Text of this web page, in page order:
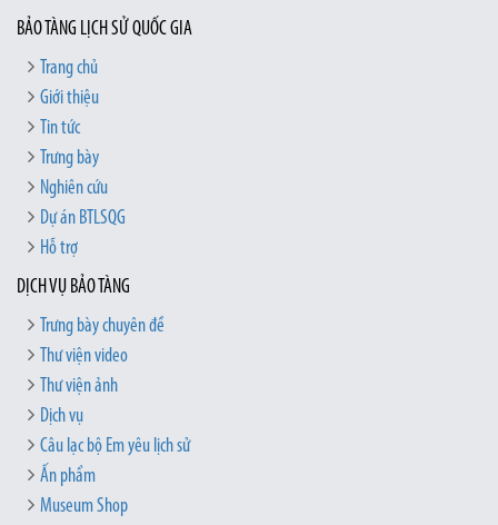
BẢO TÀNG LỊCH SỬ QUỐC GIA
Trang chủ
Giới thiệu
Tin tức
Trưng bày
Nghiên cứu
Dự án BTLSQG
Hỗ trợ
DỊCH VỤ BẢO TÀNG
Trưng bày chuyên đề
Thư viện video
Thư viện ảnh
Dịch vụ
Câu lạc bộ Em yêu lịch sử
Ấn phẩm
Museum Shop